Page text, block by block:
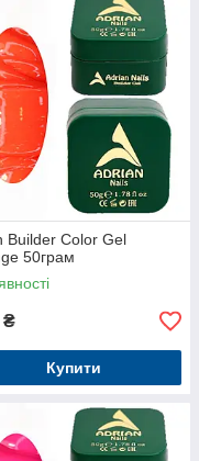
Builder Color Gel
50грам
₴
Купити